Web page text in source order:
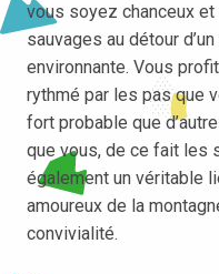
vous soyez chanceux
sauvages au détour
environnante. Vous
rythmé par les pas que
fort probable que
que vous, de ce fait les
également un véritable
amoureux de la
convivialité.